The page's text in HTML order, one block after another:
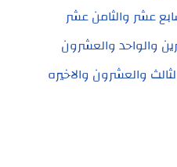
عشر والثامن عشر
والواحد والعشرون
والعشرون والاخيره